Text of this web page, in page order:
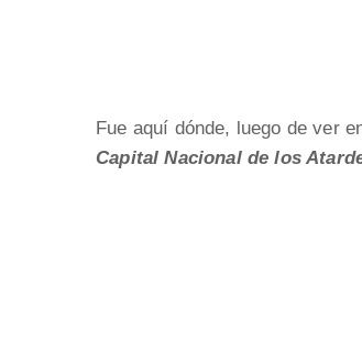
Fue aquí dónde, luego de ver
Capital Nacional de los